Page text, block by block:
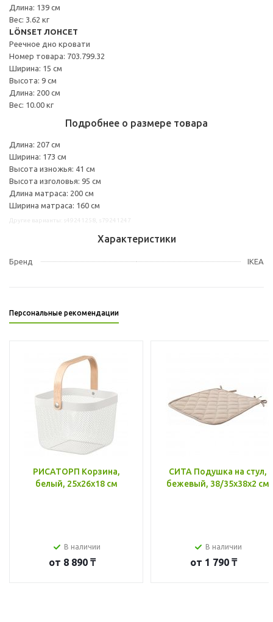
Длина: 139 см
Вес: 3.62 кг
LÖNSET ЛОНСЕТ
Реечное дно кровати
Номер товара: 703.799.32
Ширина: 15 см
Высота: 9 см
Длина: 200 см
Вес: 10.00 кг
Подробнее о размере товара
Длина: 207 см
Ширина: 173 см
Высота изножья: 41 см
Высота изголовья: 95 см
Длина матраса: 200 см
Ширина матраса: 160 см
Характеристики
Бренд IKEA
Персональные рекомендации
РИСАТОРП Корзина,
белый, 25x26x18 см
В наличии
от 8 890 ₸
СИТА Подушка на стул,
бежевый, 38/35x38x2 см
В наличии
от 1 790 ₸